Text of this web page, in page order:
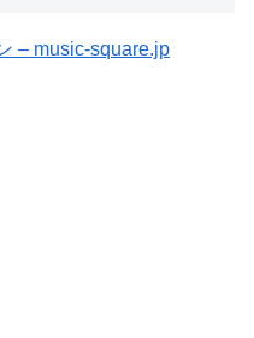
– music-square.jp